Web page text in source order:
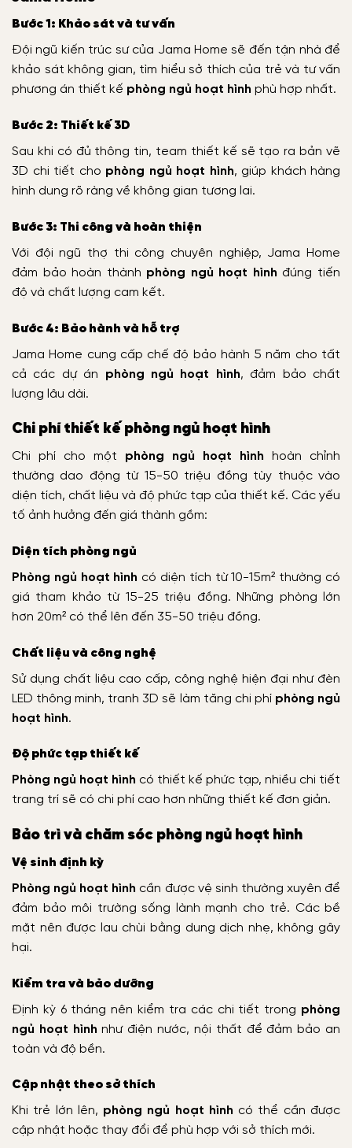
Bước 1: Khảo sát và tư vấn
Đội ngũ kiến trúc sư của Jama Home sẽ đến tận nhà để
khảo sát không gian, tìm hiểu sở thích của trẻ và tư vấn
phương án thiết kế phòng ngủ hoạt hình phù hợp nhất.
Bước 2: Thiết kế 3D
Sau khi có đủ thông tin, team thiết kế sẽ tạo ra bản vẽ
3D chi tiết cho phòng ngủ hoạt hình, giúp khách hàng
hình dung rõ ràng về không gian tương lai.
Bước 3: Thi công và hoàn thiện
Với đội ngũ thợ thi công chuyên nghiệp, Jama Home
đảm bảo hoàn thành phòng ngủ hoạt hình đúng tiến
độ và chất lượng cam kết.
Bước 4: Bảo hành và hỗ trợ
Jama Home cung cấp chế độ bảo hành 5 năm cho tất
cả các dự án phòng ngủ hoạt hình, đảm bảo chất
lượng lâu dài.
Chi phí thiết kế phòng ngủ hoạt hình
Chi phí cho một phòng ngủ hoạt hình hoàn chỉnh
thường dao động từ 15-50 triệu đồng tùy thuộc vào
diện tích, chất liệu và độ phức tạp của thiết kế. Các yếu
tố ảnh hưởng đến giá thành gồm:
Diện tích phòng ngủ
Phòng ngủ hoạt hình có diện tích từ 10-15m² thường có
giá tham khảo từ 15-25 triệu đồng. Những phòng lớn
hơn 20m² có thể lên đến 35-50 triệu đồng.
Chất liệu và công nghệ
Sử dụng chất liệu cao cấp, công nghệ hiện đại như đèn
LED thông minh, tranh 3D sẽ làm tăng chi phí phòng ngủ
hoạt hình.
Độ phức tạp thiết kế
Phòng ngủ hoạt hình có thiết kế phức tạp, nhiều chi tiết
trang trí sẽ có chi phí cao hơn những thiết kế đơn giản.
Bảo trì và chăm sóc phòng ngủ hoạt hình
Vệ sinh định kỳ
Phòng ngủ hoạt hình cần được vệ sinh thường xuyên để
đảm bảo môi trường sống lành mạnh cho trẻ. Các bề
mặt nên được lau chùi bằng dung dịch nhẹ, không gây
hại.
Kiểm tra và bảo dưỡng
Định kỳ 6 tháng nên kiểm tra các chi tiết trong phòng
ngủ hoạt hình như điện nước, nội thất để đảm bảo an
toàn và độ bền.
Cập nhật theo sở thích
Khi trẻ lớn lên, phòng ngủ hoạt hình có thể cần được
cập nhật hoặc thay đổi để phù hợp với sở thích mới.